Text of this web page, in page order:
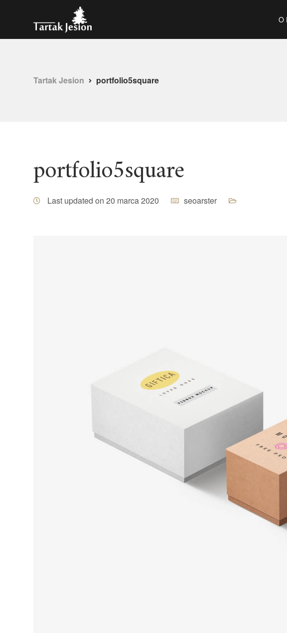
O
Tartak Jesion portfolio5square
portfolio5square
Last updated on 20 marca 2020 seoarster